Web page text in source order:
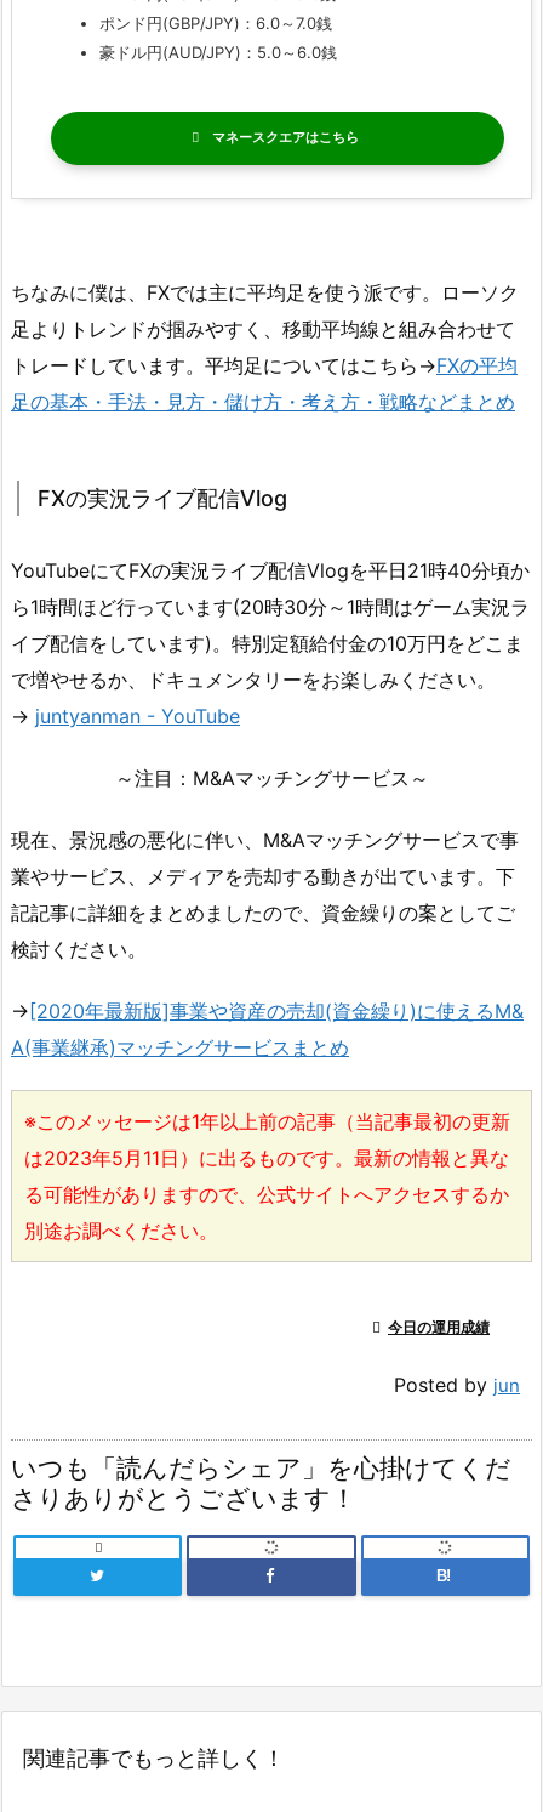
ポンド円(GBP/JPY)：6.0～7.0銭
豪ドル円(AUD/JPY)：5.0～6.0銭
マネースクエア
ちなみに僕は、FXでは主に平均足を使う派です。ローソク
足よりトレンドが掴みやすく、移動平均線と組み合わせて
トレードしています。平均足についてはこちら→FXの平均
足の基本・手法・見方・儲け方・考え方・戦略などまとめ
FXの実況ライブ配信Vlog
YouTubeにてFXの実況ライブ配信Vlogを平日21時40分頃か
ら1時間ほど行っています(20時30分～1時間はゲーム実況ラ
イブ配信をしています)。特別定額給付金の10万円をどこま
で増やせるか、ドキュメンタリーをお楽しみください。
→ juntyanman - YouTube
～注目：M&Aマッチングサービス～
現在、景況感の悪化に伴い、M&Aマッチングサービスで事
業やサービス、メディアを売却する動きが出ています。下
記記事に詳細をまとめましたので、資金繰りの案としてご
検討ください。
→[2020年最新版]事業や資産の売却(資金繰り)に使えるM&
A(事業継承)マッチングサービスまとめ
※このメッセージは1年以上前の記事（当記事最初の更新
は2023年5月11日）に出るものです。最新の情報と異な
る可能性がありますので、公式サイトへアクセスするか
別途お調べください。
 今日の運用成績
Posted by jun
いつも「読んだらシェア」を心掛けてくだ
さりありがとうございます！

B!
関連記事でもっと詳しく！